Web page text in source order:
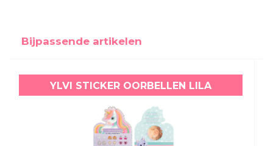
Bijpassende artikelen
YLVI STICKER OORBELLEN LILA